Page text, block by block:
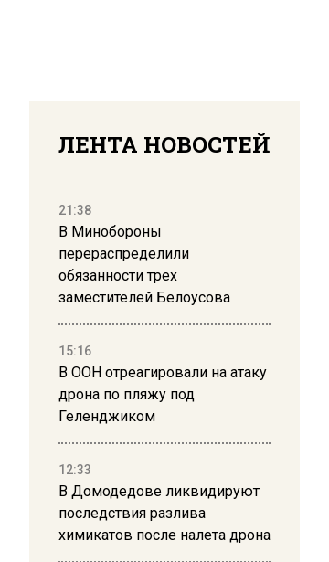
ЛЕНТА НОВОСТЕЙ
21:38
В Минобороны
перераспределили
обязанности трех
заместителей Белоусова
15:16
В ООН отреагировали на атаку
дрона по пляжу под
Геленджиком
12:33
В Домодедове ликвидируют
последствия разлива
химикатов после налета дрона